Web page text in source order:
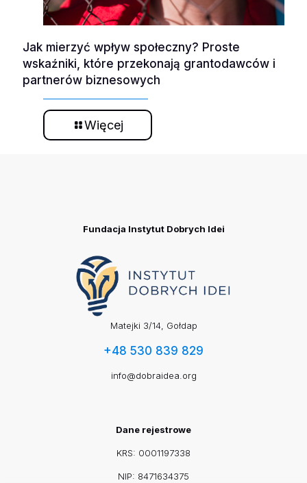
Jak mierzyć wpływ społeczny? Proste
wskaźniki, które przekonają grantodawców i
partnerów biznesowych
Więcej
Fundacja Instytut Dobrych Idei
Matejki 3/14, Gołdap
+48 530 839 829
info@dobraidea.org
Dane rejestrowe
KRS: 0001197338
NIP: 8471634375